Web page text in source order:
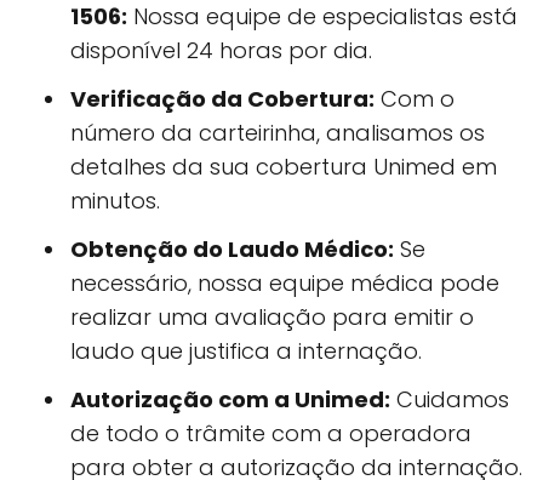
1506: Nossa equipe de especialistas está
disponível 24 horas por dia.
Verificação da Cobertura: Com o
número da carteirinha, analisamos os
detalhes da sua cobertura Unimed em
minutos.
Obtenção do Laudo Médico: Se
necessário, nossa equipe médica pode
realizar uma avaliação para emitir o
laudo que justifica a internação.
Autorização com a Unimed: Cuidamos
de todo o trâmite com a operadora
para obter a autorização da internação.